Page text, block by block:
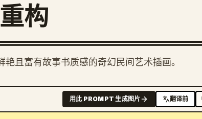
构
且富有故事书质感的奇幻民间艺术插画。
用此 PROMPT 生成图片 翻译前